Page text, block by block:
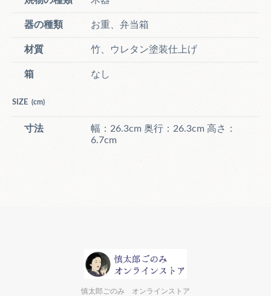
器の種類 お重、弁当箱
材質 竹、ウレタン塗装仕上げ
箱 なし
SIZE (cm)
寸法
幅：26.3cm 奥行：26.3cm 高さ：
6.7cm
慎太郎ごのみ オンラインストア